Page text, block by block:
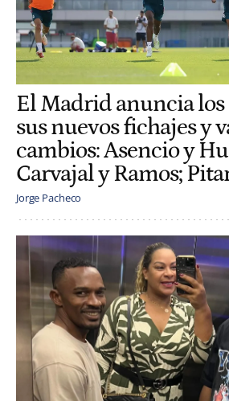
El Madrid anuncia los
sus nuevos fichajes y
cambios: Asencio y
Carvajal y Ramos;
Jorge Pacheco